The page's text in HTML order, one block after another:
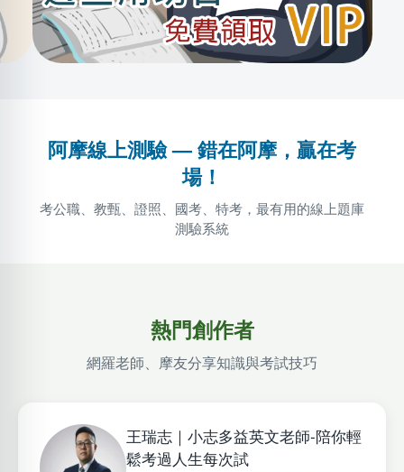
阿摩線上測驗 — 錯在阿摩，贏在考
場！
考公職、教甄、證照、國考、特考，最有用的線上題庫
測驗系統
熱門創作者
網羅老師、摩友分享知識與考試技巧
王瑞志｜小志多益英文老師-陪你輕
鬆考過人生每次試